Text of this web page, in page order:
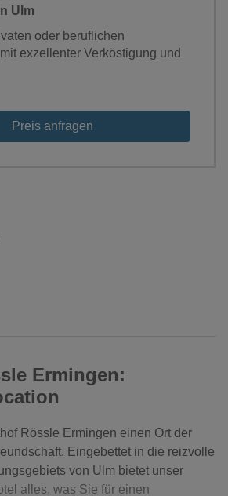
Ulm
oder beruflichen
exzellenter Verköstigung und
Preis anfragen
Ermingen:
Rössle Ermingen einen Ort der
Eingebettet in die reizvolle
von Ulm bietet unser
alles, was Sie für einen